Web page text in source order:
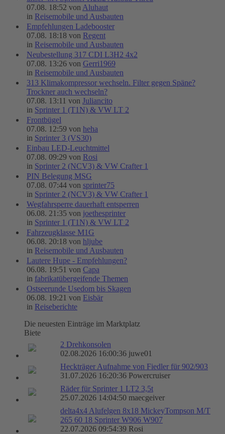
07.08. 18:52 vonAluhaut
in Reisemobile und Ausbauten
Empfehlungen Ladebooster
07.08. 18:18 von Regent
in Reisemobile und Ausbauten
Neubestellung 317 CDI L3H2 4x2
07.08. 13:26 von Gerri1969
in Reisemobile und Ausbauten
313 Klimakompressor wechseln. Filter gegen Späne?
Trockner auch wechseln?
07.08. 13:11 von Juliancito
in Sprinter 1 (T1N) & VW LT 2
Frontbügel
07.08. 12:59 von heha
in Sprinter 3 (VS30)
Einbau LED-Leuchtmittel
07.08. 09:29 von Rosi
in Sprinter 2 (NCV3) & VW Crafter 1
PIN Belegung MSG
07.08. 07:44 von sprinter75
in Sprinter 2 (NCV3) & VW Crafter 1
Wegfahrsperre dauerhaft entsperren
06.08. 21:35 von joethesprinter
in Sprinter 1 (T1N) & VW LT 2
Fahrzeugklasse M1G
06.08. 20:18 von hljube
in Reisemobile und Ausbauten
Lautere Hupe - Empfehlungen?
06.08. 19:51 von Capa
in fabrikatübergeifende Themen
Ostseerunde Usedom bis Skagen
06.08. 19:21 von Eisbär
in Reiseberichte
Die neuesten Einträge im Marktplatz
Biete
2 Drehkonsolen
02.08.2026 16:00:36 juwe01
Heckträger Aufnahme von Fiedler für 902/903
31.07.2026 16:20:36 Powercruiser
Räder für Sprinter 1 LT2 3,5t
25.07.2026 14:04:50 maecgeiver
delta4x4 Alufelgen 8x18 MickeyTompson M/T
265 60 18 Sprinter W906 W907
22.07.2026 09:54:39 Rosi